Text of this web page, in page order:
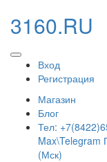
3160.RU
Вход
Регистрация
Магазин
Блог
Тел:
Max\Telegram
(Мск)